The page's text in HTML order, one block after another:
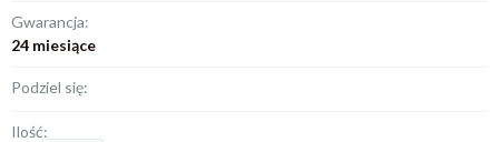
Gwarancja:
24 miesiące
Podziel się:
Ilość: